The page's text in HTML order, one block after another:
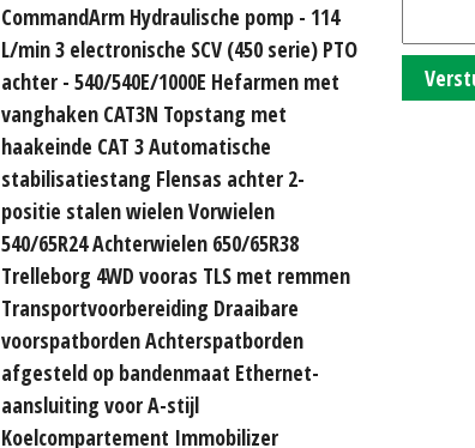
CommandArm Hydraulische pomp - 114
L/min 3 electronische SCV (450 serie) PTO
achter - 540/540E/1000E Hefarmen met
vanghaken CAT3N Topstang met
haakeinde CAT 3 Automatische
stabilisatiestang Flensas achter 2-
positie stalen wielen Vorwielen
540/65R24 Achterwielen 650/65R38
Trelleborg 4WD vooras TLS met remmen
Transportvoorbereiding Draaibare
voorspatborden Achterspatborden
afgesteld op bandenmaat Ethernet-
aansluiting voor A-stijl
Koelcompartement Immobilizer